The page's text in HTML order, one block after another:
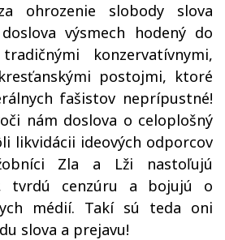
ohrozenie slobody slova
výsmech hodený do
konzervatívnymi,
postojmi, ktoré
fašistov neprípustné!
nám doslova o celoplošný
likvidácii ideových odporcov
Zla a Lži nastoľujú
tvrdú cenzúru a bojujú o
médií. Takí sú teda oni
slova a prejavu!